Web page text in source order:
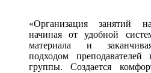
«Организация занятий
начиная от удобной
материала и
подходом
группы. Создается